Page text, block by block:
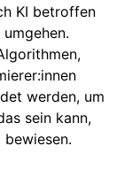
KI betroffen
werden, um
sein kann,
bewiesen.